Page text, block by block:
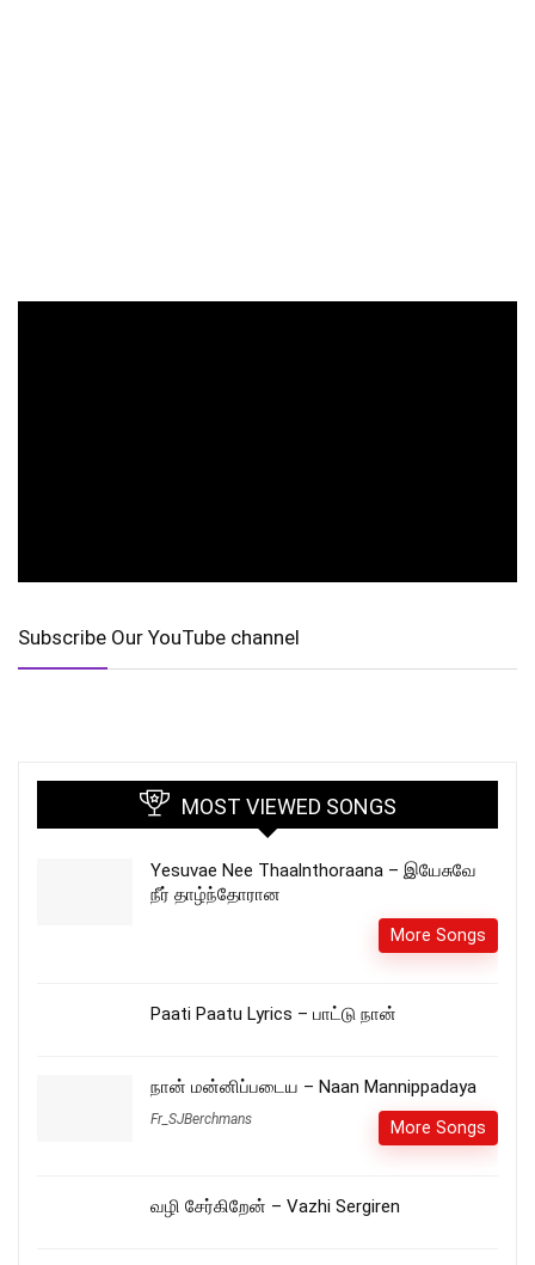
Subscribe Our YouTube channel
MOST VIEWED SONGS
Yesuvae Nee Thaalnthoraana – இயேசுவே
நீர் தாழ்ந்தோரான
More Songs
Paati Paatu Lyrics – பாட்டு நான்
நான் மன்னிப்படைய – Naan Mannippadaya
Fr_SJBerchmans More Songs
வழி சேர்கிறேன் – Vazhi Sergiren